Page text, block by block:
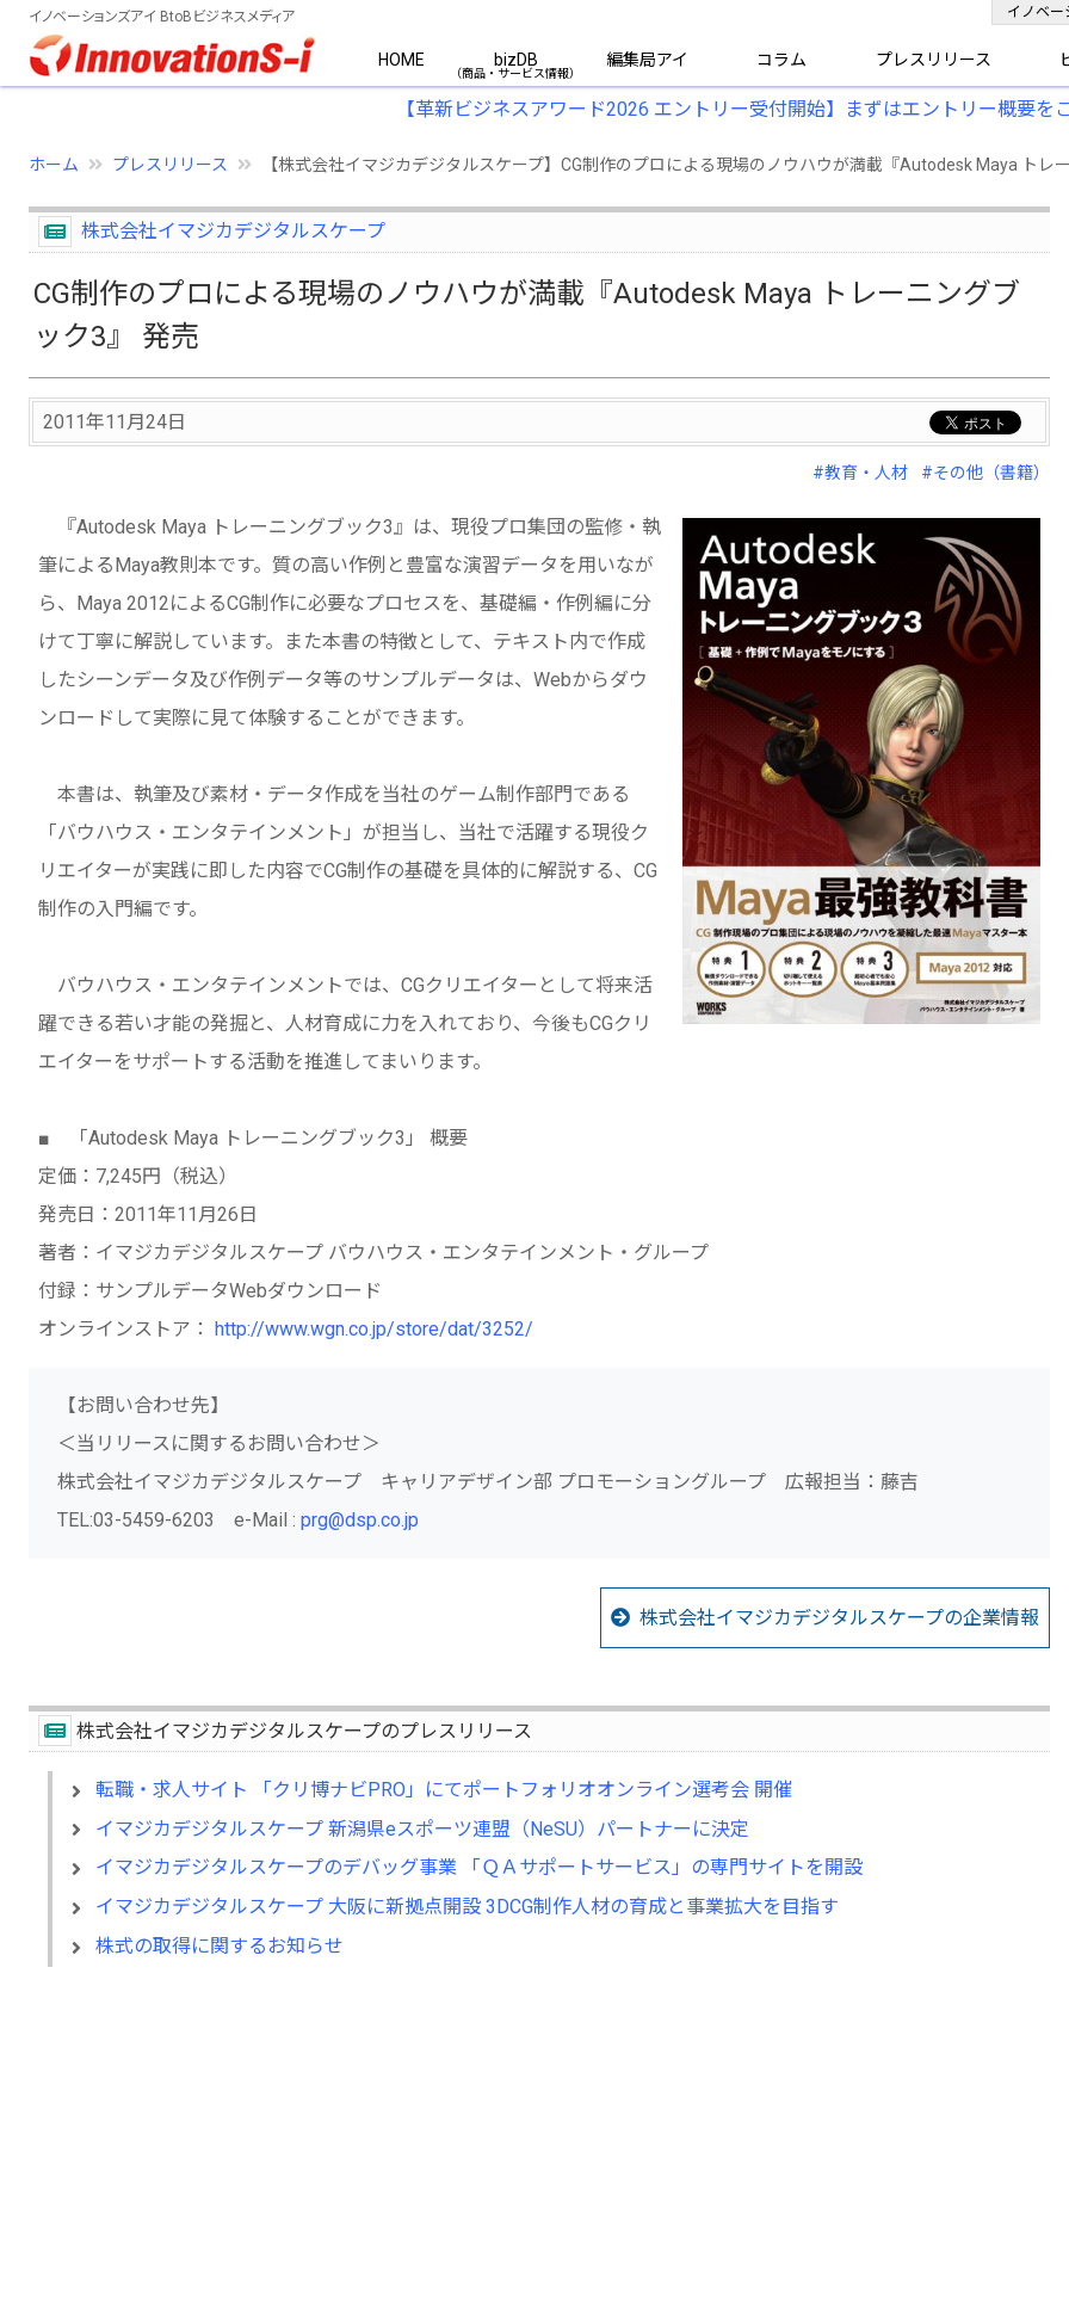
イノベーションズアイ BtoBビジネスメディア
HOME bizDB 編集局アイ コラム プレスリリース
イノベー
【革新ビジネスアワード2026 エントリー受付開始】まずはエントリー概要を
ホーム プレスリリース 【株式会社イマジカデジタルスケープ】CG制作のプロによる現場のノウハウが満載『Autodesk Maya トレ
株式会社イマジカデジタルスケープ
CG制作のプロによる現場のノウハウが満載『Autodesk Maya トレーニングブ
ック3』 発売
2011年11月24日
#教育・人材 #その他（書籍）
『Autodesk Maya トレーニングブック3』は、現役プロ集団の監修・執
筆によるMaya教則本です。質の高い作例と豊富な演習データを用いなが
ら、Maya 2012によるCG制作に必要なプロセスを、基礎編・作例編に分
けて丁寧に解説しています。また本書の特徴として、テキスト内で作成
したシーンデータ及び作例データ等のサンプルデータは、Webからダウ
ンロードして実際に見て体験することができます。
本書は、執筆及び素材・データ作成を当社のゲーム制作部門である
「バウハウス・エンタテインメント」が担当し、当社で活躍する現役ク
リエイターが実践に即した内容でCG制作の基礎を具体的に解説する、CG
制作の入門編です。
バウハウス・エンタテインメントでは、CGクリエイターとして将来活
躍できる若い才能の発掘と、人材育成に力を入れており、今後もCGクリ
エイターをサポートする活動を推進してまいります。
■ 「Autodesk Maya トレーニングブック3」 概要
定価：7,245円（税込）
発売日：2011年11月26日
著者：イマジカデジタルスケープ バウハウス・エンタテインメント・グループ
付録：サンプルデータWebダウンロード
オンラインストア： http://www.wgn.co.jp/store/dat/3252/
【お問い合わせ先】
＜当リリースに関するお問い合わせ＞
株式会社イマジカデジタルスケープ キャリアデザイン部 プロモーショングループ 広報担当：藤吉
TEL:03-5459-6203 e-Mail : prg@dsp.co.jp
株式会社イマジカデジタルスケープの企業情報
株式会社イマジカデジタルスケープのプレスリリース
転職・求人サイト 「クリ博ナビPRO」にてポートフォリオオンライン選考会 開催
イマジカデジタルスケープ 新潟県eスポーツ連盟（NeSU）パートナーに決定
イマジカデジタルスケープのデバッグ事業 「ＱＡサポートサービス」の専門サイトを開設
イマジカデジタルスケープ 大阪に新拠点開設 3DCG制作人材の育成と事業拡大を目指す
株式の取得に関するお知らせ